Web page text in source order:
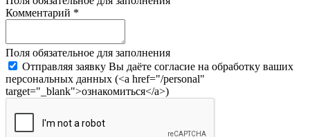
Комментарий *
Поля обязательное для заполнения
Отправляя заявку Вы даёте согласие на обработку ваших
персональных данных (<a href="/personal"
target="_blank">ознакомиться</a>)